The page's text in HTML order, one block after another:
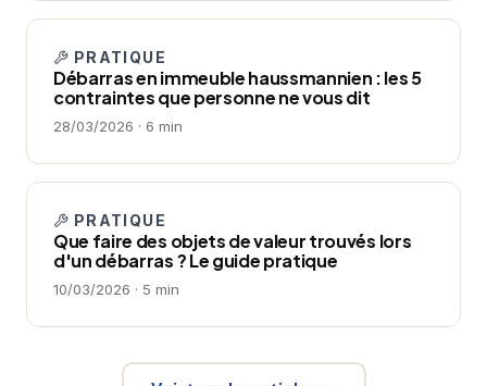
PRATIQUE
Débarras en immeuble haussmannien : les 5
contraintes que personne ne vous dit
28/03/2026 · 6 min
PRATIQUE
Que faire des objets de valeur trouvés lors
d'un débarras ? Le guide pratique
10/03/2026 · 5 min